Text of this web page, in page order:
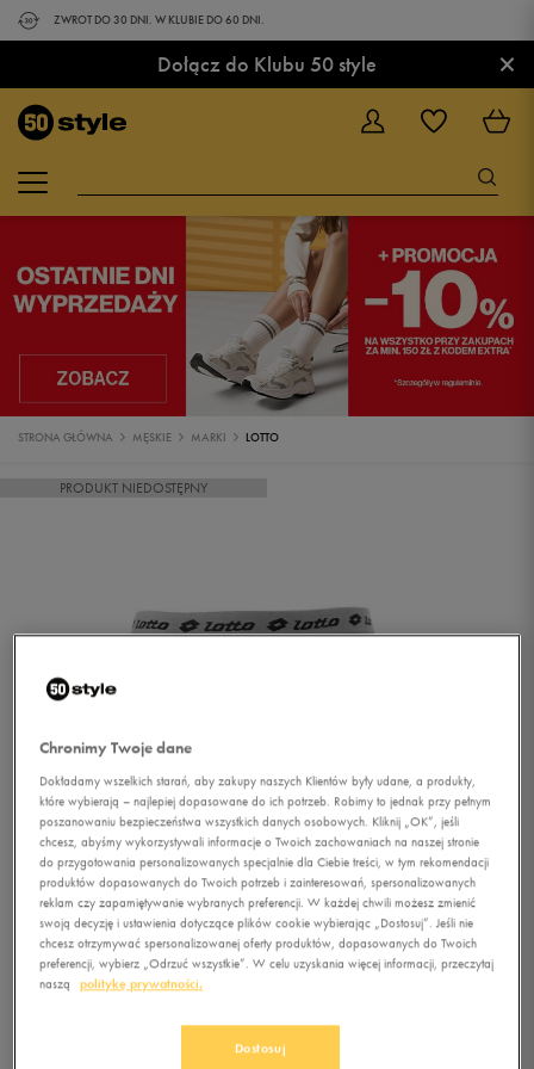
ZWROT DO 30 DNI. W KLUBIE DO 60 DNI.
Dołącz do Klubu 50 style ×
STRONA GŁÓWNA MĘSKIE MARKI LOTTO
PRODUKT NIEDOSTĘPNY
Chronimy Twoje dane
Dokładamy wszelkich starań, aby zakupy naszych Klientów były udane, a produkty,
które wybierają – najlepiej dopasowane do ich potrzeb. Robimy to jednak przy pełnym
poszanowaniu bezpieczeństwa wszystkich danych osobowych. Kliknij „OK”, jeśli
chcesz, abyśmy wykorzystywali informacje o Twoich zachowaniach na naszej stronie
do przygotowania personalizowanych specjalnie dla Ciebie treści, w tym rekomendacji
produktów dopasowanych do Twoich potrzeb i zainteresowań, spersonalizowanych
reklam czy zapamiętywanie wybranych preferencji. W każdej chwili możesz zmienić
swoją decyzję i ustawienia dotyczące plików cookie wybierając „Dostosuj”. Jeśli nie
chcesz otrzymywać spersonalizowanej oferty produktów, dopasowanych do Twoich
preferencji, wybierz „Odrzuć wszystkie”. W celu uzyskania więcej informacji, przeczytaj
naszą
politykę prywatności.
Dostosuj